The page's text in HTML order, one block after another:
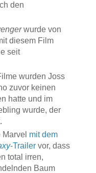
den
wurde von
diesem Film
seit
wurden Joss
zuvor keinen
hatte und im
wurde, der
mit dem
-Trailervor, dass
total irren,
Baum